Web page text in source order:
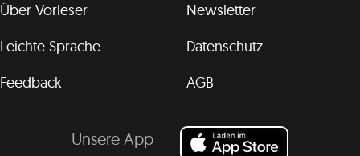
Über Vorleser
Leichte Sprache
Feedback
Newsletter
Datenschutz
AGB
Unsere App